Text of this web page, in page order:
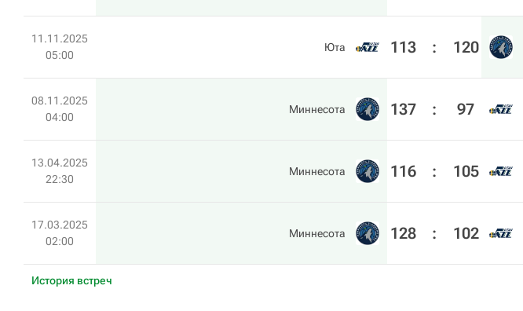
11.11.2025
05:00
Юта 113 : 120
08.11.2025
04:00
Миннесота 137 : 97
13.04.2025
22:30
Миннесота 116 : 105
17.03.2025
02:00
Миннесота 128 : 102
История встреч